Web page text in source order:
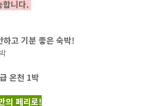
합니다.
하고 기분 좋은 숙박!
온천 1박
의 페리로!